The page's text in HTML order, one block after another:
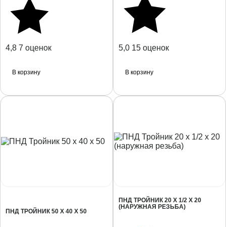
4,8 7 оценок
В корзину
5,0 15 оценок
В корзину
ПНД ТРОЙНИК 50 Х 40 Х 50
ПНД ТРОЙНИК 20 Х 1/2 Х 20
(НАРУЖНАЯ РЕЗЬБА)